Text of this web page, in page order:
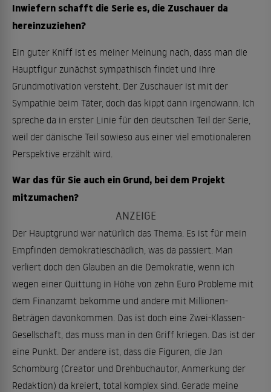
Inwiefern schafft die Serie es, die Zuschauer da
hereinzuziehen?
Ein guter Kniff ist es meiner Meinung nach, dass man die
Hauptfigur zunächst sympathisch findet und ihre
Grundmotivation versteht. Der Zuschauer ist mit der
Sympathie beim Täter, doch das kippt dann irgendwann. Ich
spreche da in erster Linie für den deutschen Teil der Serie,
weil der dänische Teil sowieso aus einer viel emotionaleren
Perspektive erzählt wird.
War das für Sie auch ein Grund, bei dem Projekt
mitzumachen?
Der Hauptgrund war natürlich das Thema. Es ist für mein
Empfinden demokratieschädlich, was da passiert. Man
verliert doch den Glauben an die Demokratie, wenn ich
wegen einer Quittung in Höhe von zehn Euro Probleme mit
dem Finanzamt bekomme und andere mit Millionen-
Beträgen davonkommen. Das ist doch eine Zwei-Klassen-
Gesellschaft, das muss man in den Griff kriegen. Das ist der
eine Punkt. Der andere ist, dass die Figuren, die Jan
Schomburg (Creator und Drehbuchautor, Anmerkung der
Redaktion) da kreiert, total komplex sind. Gerade meine